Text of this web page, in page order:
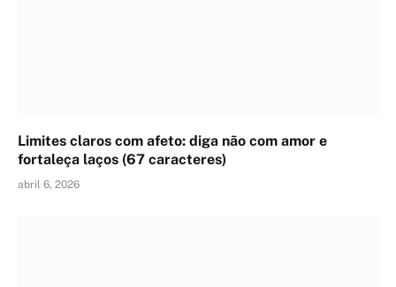
Limites claros com afeto: diga não com amor e
fortaleça laços (67 caracteres)
abril 6, 2026